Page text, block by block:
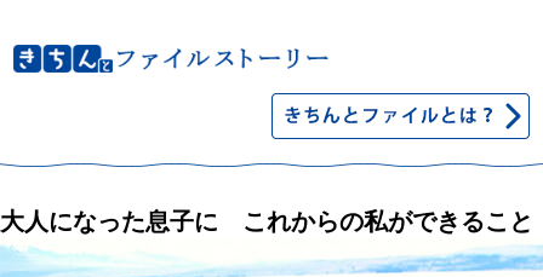
大人になった息子に これからの私ができること